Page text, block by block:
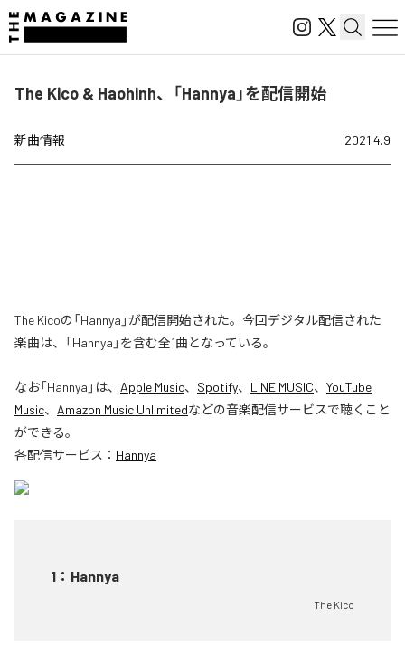
The Kico & Haohinh、「Hannya」を配信開始
新曲情報 2021.4.9
The Kicoの「Hannya」が配信開始された。今回デジタル配信された
楽曲は、「Hannya」を含む全1曲となっている。
なお「Hannya 」は、 Apple Music、 Spotify、 LINE MUSIC、 YouTube
Music、 Amazon Music Unlimitedなどの音楽配信サービスで聴くこと
ができる。
各配信サービス： Hannya
1 ： Hannya
The Kico